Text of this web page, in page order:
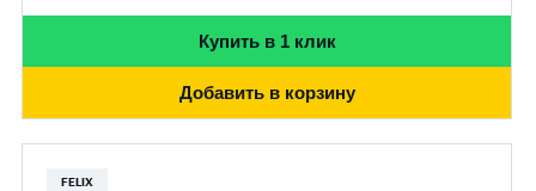
Купить в 1 клик
Добавить в корзину
FELIX